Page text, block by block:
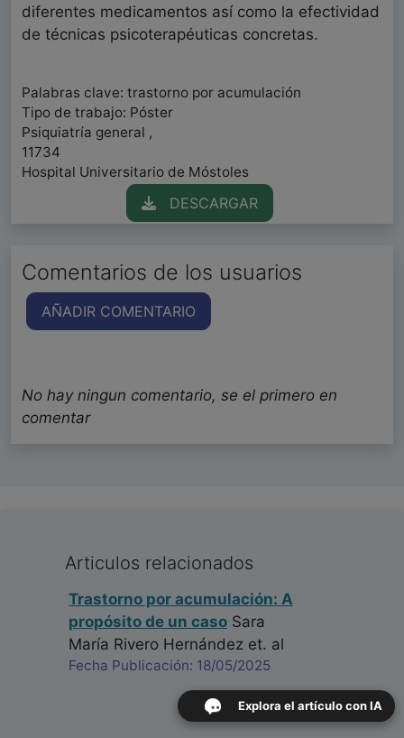
diferentes medicamentos así como la efectividad
de técnicas psicoterapéuticas concretas.
Palabras clave: trastorno por acumulación
Tipo de trabajo: Póster
Psiquiatría general ,
11734
Hospital Universitario de Móstoles
DESCARGAR
Comentarios de los usuarios
AÑADIR COMENTARIO
No hay ningun comentario, se el primero en
comentar
Articulos relacionados
Trastorno por acumulación: A
propósito de un caso Sara
María Rivero Hernández et. al
Fecha Publicación: 18/05/2025
Explora el artículo con IA